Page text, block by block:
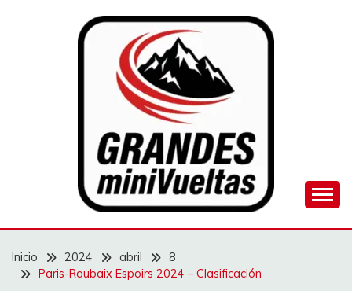
GRANDES
MINIVUELTAS
Inicio 2024 abril
8
Paris-Roubaix Espoirs 2024 – Clasificación